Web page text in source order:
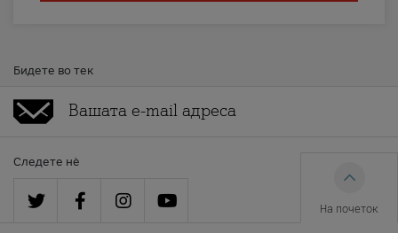
Бидете во тек
Следете нè
На почеток